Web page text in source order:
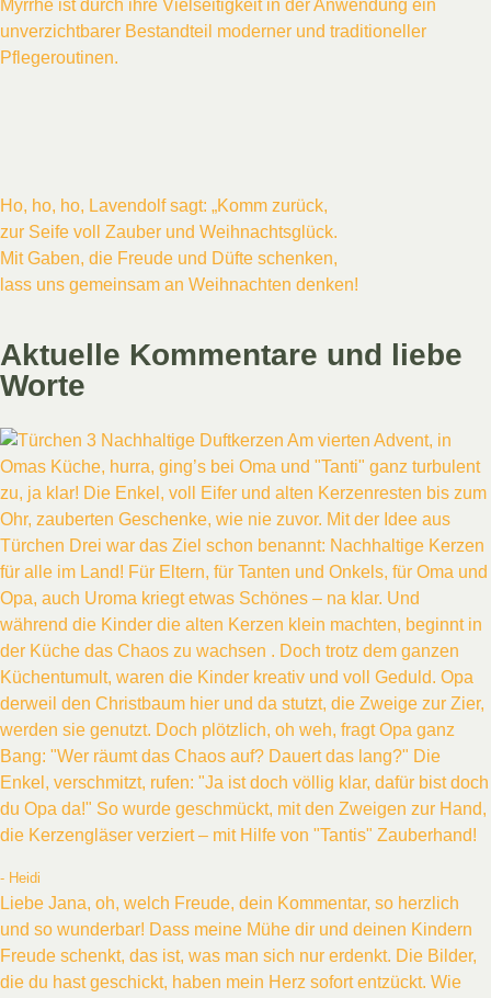
Myrrhe ist durch ihre Vielseitigkeit in der Anwendung ein
unverzichtbarer Bestandteil moderner und traditioneller
Pflegeroutinen.
Ho, ho, ho, Lavendolf sagt: „Komm zurück,
zur Seife voll Zauber und Weihnachtsglück.
Mit Gaben, die Freude und Düfte schenken,
lass uns gemeinsam an Weihnachten denken!
Aktuelle Kommentare und liebe
Worte
Am vierten Advent, in
Omas Küche, hurra, ging’s bei Oma und "Tanti" ganz turbulent
zu, ja klar! Die Enkel, voll Eifer und alten Kerzenresten bis zum
Ohr, zauberten Geschenke, wie nie zuvor. Mit der Idee aus
Türchen Drei war das Ziel schon benannt: Nachhaltige Kerzen
für alle im Land! Für Eltern, für Tanten und Onkels, für Oma und
Opa, auch Uroma kriegt etwas Schönes – na klar. Und
während die Kinder die alten Kerzen klein machten, beginnt in
der Küche das Chaos zu wachsen . Doch trotz dem ganzen
Küchentumult, waren die Kinder kreativ und voll Geduld. Opa
derweil den Christbaum hier und da stutzt, die Zweige zur Zier,
werden sie genutzt. Doch plötzlich, oh weh, fragt Opa ganz
Bang: "Wer räumt das Chaos auf? Dauert das lang?" Die
Enkel, verschmitzt, rufen: "Ja ist doch völlig klar, dafür bist doch
du Opa da!" So wurde geschmückt, mit den Zweigen zur Hand,
die Kerzengläser verziert – mit Hilfe von "Tantis" Zauberhand!
- Heidi
Liebe Jana, oh, welch Freude, dein Kommentar, so herzlich
und so wunderbar! Dass meine Mühe dir und deinen Kindern
Freude schenkt, das ist, was man sich nur erdenkt. Die Bilder,
die du hast geschickt, haben mein Herz sofort entzückt. Wie